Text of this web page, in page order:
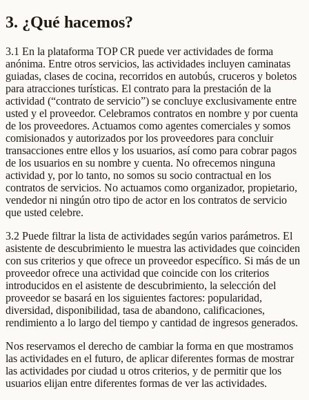
3. ¿Qué hacemos?
3.1 En la plataforma TOP CR puede ver actividades de forma
anónima. Entre otros servicios, las actividades incluyen caminatas
guiadas, clases de cocina, recorridos en autobús, cruceros y boletos
para atracciones turísticas. El contrato para la prestación de la
actividad (“contrato de servicio”) se concluye exclusivamente entre
usted y el proveedor. Celebramos contratos en nombre y por cuenta
de los proveedores. Actuamos como agentes comerciales y somos
comisionados y autorizados por los proveedores para concluir
transacciones entre ellos y los usuarios, así como para cobrar pagos
de los usuarios en su nombre y cuenta. No ofrecemos ninguna
actividad y, por lo tanto, no somos su socio contractual en los
contratos de servicios. No actuamos como organizador, propietario,
vendedor ni ningún otro tipo de actor en los contratos de servicio
que usted celebre.
3.2 Puede filtrar la lista de actividades según varios parámetros. El
asistente de descubrimiento le muestra las actividades que coinciden
con sus criterios y que ofrece un proveedor específico. Si más de un
proveedor ofrece una actividad que coincide con los criterios
introducidos en el asistente de descubrimiento, la selección del
proveedor se basará en los siguientes factores: popularidad,
diversidad, disponibilidad, tasa de abandono, calificaciones,
rendimiento a lo largo del tiempo y cantidad de ingresos generados.
Nos reservamos el derecho de cambiar la forma en que mostramos
las actividades en el futuro, de aplicar diferentes formas de mostrar
las actividades por ciudad u otros criterios, y de permitir que los
usuarios elijan entre diferentes formas de ver las actividades.